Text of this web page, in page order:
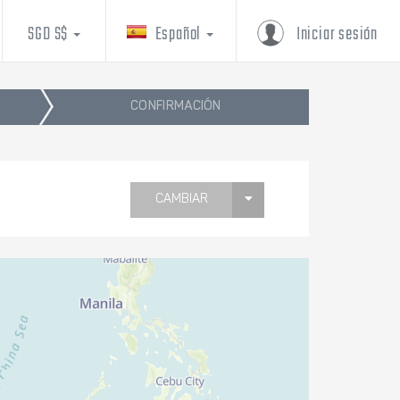
Iniciar sesión
Español
SGD S$
CONFIRMACIÓN
CAMBIAR